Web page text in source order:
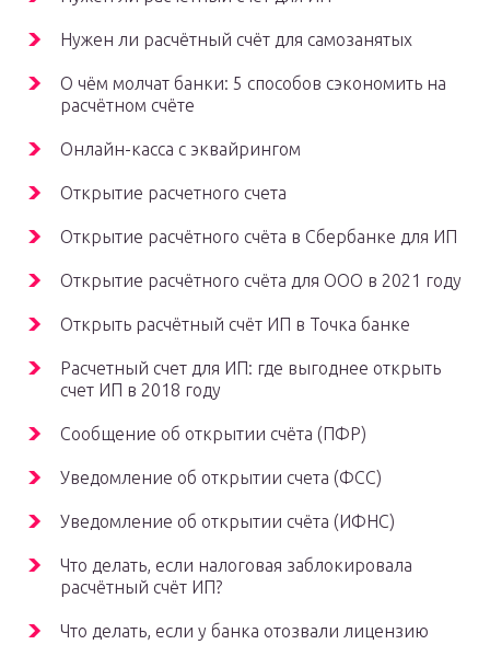
Нужен ли расчётный счёт для самозанятых
О чём молчат банки: 5 способов сэкономить на
расчётном счёте
Онлайн-касса с эквайрингом
Открытие расчетного счета
Открытие расчётного счёта в Сбербанке для ИП
Открытие расчётного счёта для ООО в 2021 году
Открыть расчётный счёт ИП в Точка банке
Расчетный счет для ИП: где выгоднее открыть
счет ИП в 2018 году
Сообщение об открытии счёта (ПФР)
Уведомление об открытии счета (ФСС)
Уведомление об открытии счёта (ИФНС)
Что делать, если налоговая заблокировала
расчётный счёт ИП?
Что делать, если у банка отозвали лицензию